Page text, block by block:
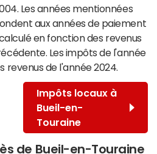
Les années mentionnées
aux années de paiement
en fonction des revenus
Les impôts de l'année
revenus de l'année 2024.
Impôts locaux à
Bueil-en-
Touraine
de Bueil-en-Touraine